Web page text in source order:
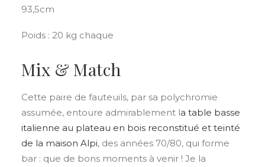
93,5cm
Poids : 20 kg chaque
Mix & Match
Cette paire de fauteuils, par sa polychromie
assumée, entoure admirablement la table basse
italienne au plateau en bois reconstitué et teinté
de la maison Alpi, des années 70/80, qui forme
bar : que de bons moments à venir ! Je la